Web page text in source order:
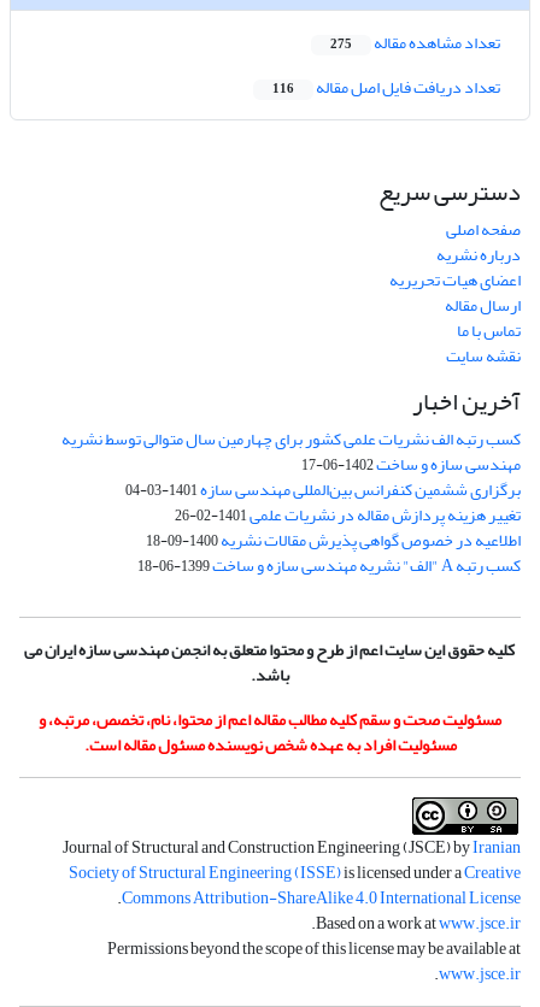
تعداد مشاهده مقاله 275
تعداد دریافت فایل اصل مقاله 116
دسترسی سریع
صفحه اصلی
درباره نشریه
اعضای هیات تحریریه
ارسال مقاله
تماس با ما
نقشه سایت
آخرین اخبار
کسب رتبه الف نشریات علمی کشور برای چهارمین سال متوالی توسط نشریه
مهندسی سازه و ساخت1402-06-17
برگزاری ششمین کنفرانس بین‌المللی مهندسی سازه1401-03-04
تغییر هزینه پردازش مقاله در نشریات علمی1401-02-26
اطلاعیه در خصوص گواهی پذیرش مقالات نشریه1400-09-18
کسب رتبه A "الف" نشریه مهندسی سازه و ساخت 1399-06-18
کلیه حقوق این سایت اعم از طرح و محتوا متعلق به انجمن مهندسی سازه ایران می
باشد.
مسئولیت صحت و سقم کلیه مطالب مقاله اعم از محتوا، نام، تخصص، مرتبه، و
مسئولیت افراد به عهده شخص نویسنده مسئول مقاله است.
Journal of Structural and Construction Engineering (JSCE) byIranian
Society of Structural Engineering (ISSE)is licensed under aCreative
Commons Attribution-ShareAlike 4.0 International License
.
Based on a work atwww.jsce.ir
.
Permissions beyond the scope of this license may be available at
www.jsce.ir
.